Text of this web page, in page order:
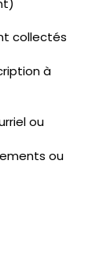
collectés
à
ou
ou